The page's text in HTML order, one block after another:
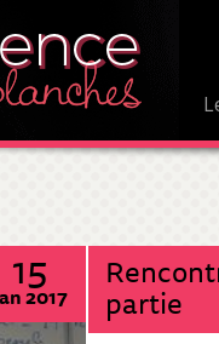
15
2017 partie